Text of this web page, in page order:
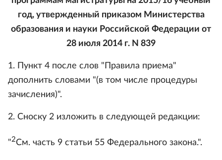
год, утвержденный приказом Министерства
образования и науки Российской Федерации от
28 июля 2014 г. N 839
1. Пункт 4 после слов "Правила приема"
дополнить словами "(в том числе процедуры
зачисления)".
2. Сноску 2 изложить в следующей редакции:
"2См. часть 9 статьи 55 Федерального закона.".